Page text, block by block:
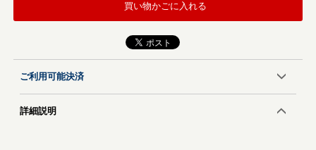
買い物かごに入れる
ご利用可能決済
詳細説明